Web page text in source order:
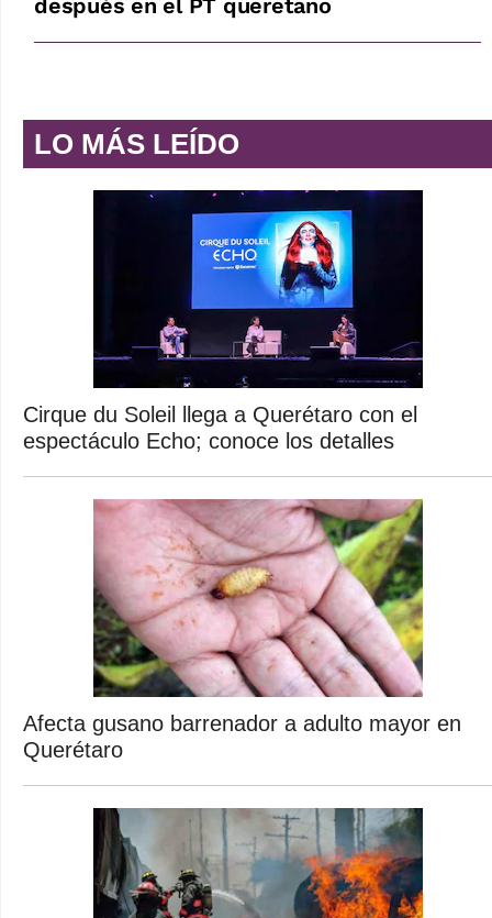
LO MÁS LEÍDO
Cirque du Soleil llega a Querétaro con el
espectáculo Echo; conoce los detalles
Afecta gusano barrenador a adulto mayor en
Querétaro